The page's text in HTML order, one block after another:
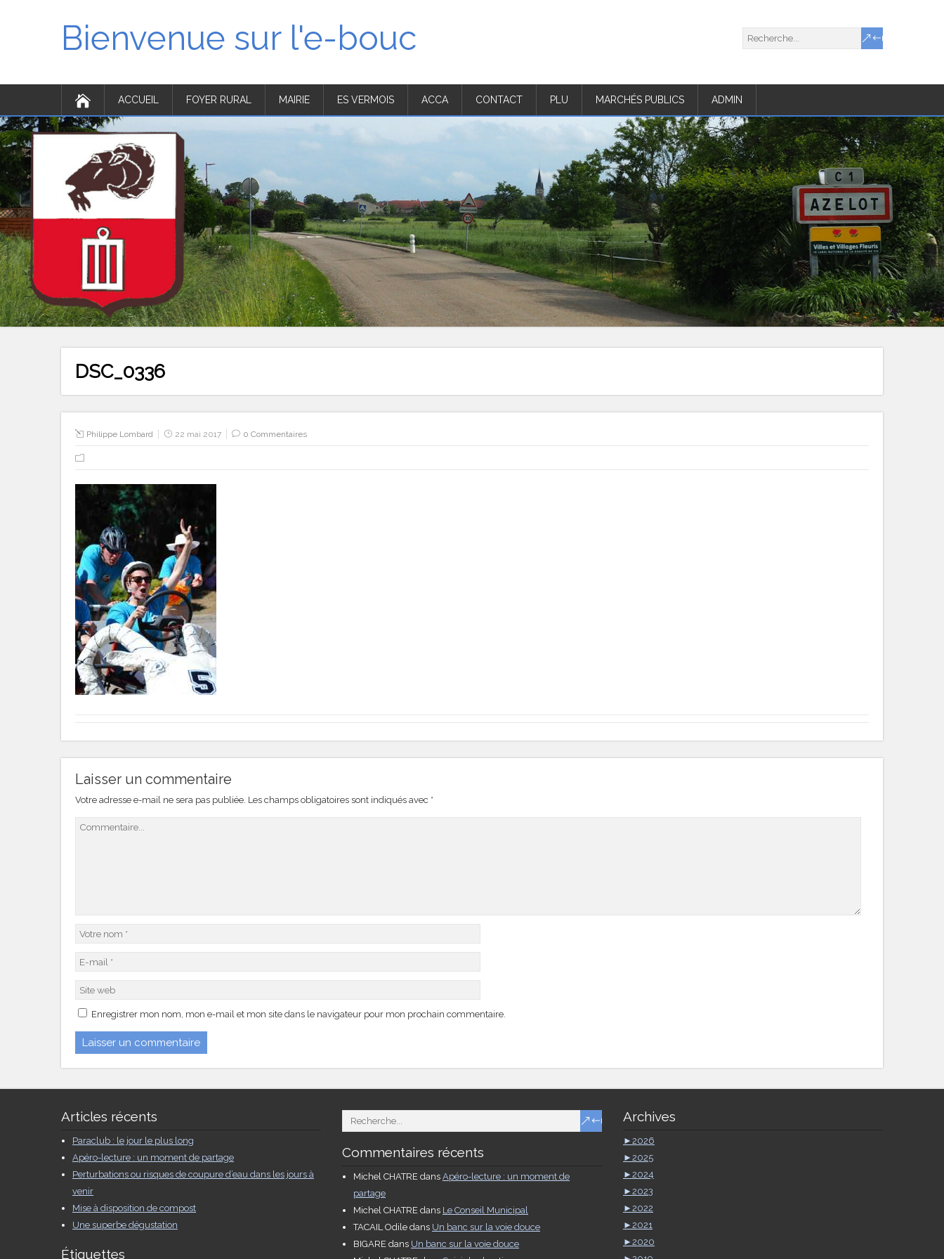
Bienvenue sur l'e-bouc
ACCUEIL FOYER RURAL MAIRIE ES VERMOIS ACCA CONTACT PLU MARCHÉS PUBLICS ADMIN
DSC_0336
Philippe Lombard 22 mai 2017 0 Commentaires
Laisser un commentaire
Votre adresse e-mail ne sera pas publiée. Les champs obligatoires sont indiqués avec *
Enregistrer mon nom, mon e-mail et mon site dans le navigateur pour mon prochain commentaire.
Articles récents
Paraclub : le jour le plus long
Apéro-lecture : un moment de partage
Perturbations ou risques de coupure d’eau dans les jours à
venir
Mise à disposition de compost
Une superbe dégustation
Étiquettes
Commentaires récents
Michel CHATRE dans Apéro-lecture : un moment de
partage
Michel CHATRE dans Le Conseil Municipal
TACAIL Odile dans Un banc sur la voie douce
BIGARE dans Un banc sur la voie douce
Archives
► 2026
► 2025
► 2024
► 2023
► 2022
► 2021
► 2020